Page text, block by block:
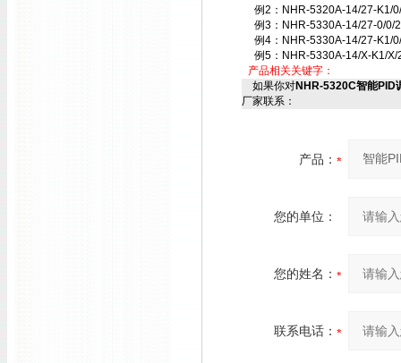
例2：NHR-5320A-14/27-K1/
例3：NHR-5330A-14/27-0/0/
例4：NHR-5330A-14/27-K1/
例5：NHR-5330A-14/X-K1/X/
产品相关关键字：
如果你对NHR-5320C智能PID
厂家联系：
产品：
您的单位：
您的姓名：
联系电话：